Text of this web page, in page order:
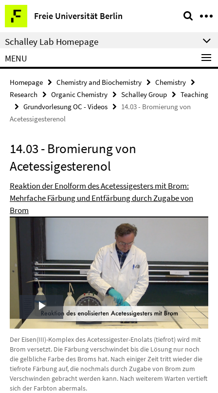
Springe
direkt
zu
Inhalt
Freie Universität Berlin
Service
Navigation
Schalley Lab Homepage
MENU
Homepage Chemistry and Biochemistry
Chemistry
Research
Organic Chemistry Schalley Group
Teaching
Grundvorlesung OC - Videos
14.03 - Bromierung von
Acetessigesterenol
14.03 - Bromierung von
Acetessigesterenol
Reaktion der Enolform des Acetessigesters mit Brom:
Mehrfache Färbung und Entfärbung durch Zugabe von
Brom
Play
Video
Der Eisen(III)-Komplex des Acetessigester-Enolats (tiefrot) wird mit
Brom versetzt. Die Färbung verschwindet bis die Lösung nur noch
die gelbliche Farbe des Broms hat. Nach einiger Zeit tritt wieder die
tiefrote Färbung auf, die nochmals durch Zugabe von Brom zum
Verschwinden gebracht werden kann. Nach weiterem Warten vertieft
sich der Farbton abermals.